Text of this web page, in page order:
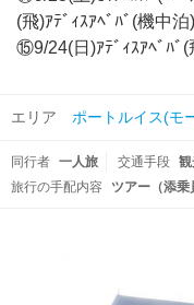
(飛)ｱﾃﾞｨｽｱﾍﾞﾊﾞ(機中泊)
⑮9/24(日)ｱﾃﾞｨｽｱﾍﾞﾊﾞ(
エリア ポートルイス(モ
同行者 一人旅 交通手段 観
旅行の手配内容
ツアー（添乗